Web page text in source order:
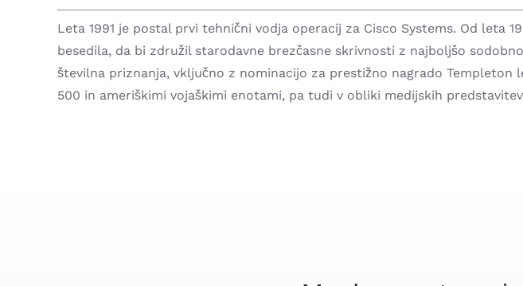
Leta 1991 je postal prvi tehnični vodja operacij za Cisco Systems. Od leta
besedila, da bi združil starodavne brezčasne skrivnosti z najboljšo
številna priznanja, vključno z nominacijo za prestižno nagrado
500 in ameriškimi vojaškimi enotami, pa tudi v obliki medijskih